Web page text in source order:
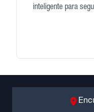
inteligente para